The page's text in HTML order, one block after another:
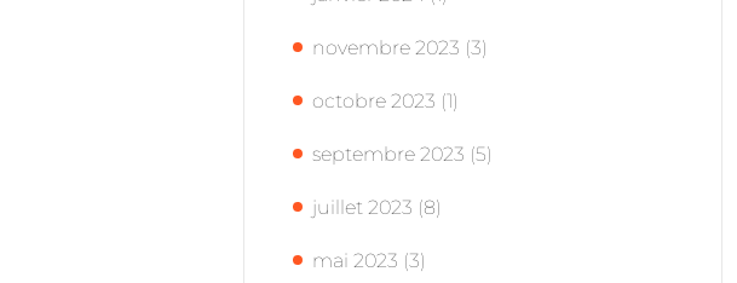
novembre 2023 (3)
octobre 2023 (1)
septembre 2023 (5)
juillet 2023 (8)
mai 2023 (3)